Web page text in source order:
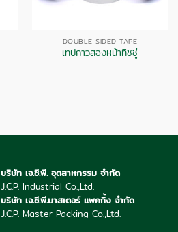
DOUBLE SIDED TAPE
เทปกาวสองหน้าทิชชู่
บริษัท เจ.ซี.พี. อุตสาหกรรม จำกัด
J.C.P. Industrial Co.,Ltd.
บริษัท เจ.ซี.พี.มาสเตอร์ แพคกิ้ง จำกัด
J.C.P. Master Packing Co.,Ltd.